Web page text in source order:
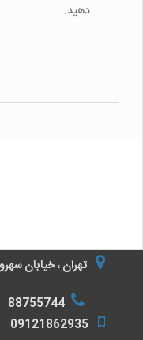
دهید.
88755744
09121862935